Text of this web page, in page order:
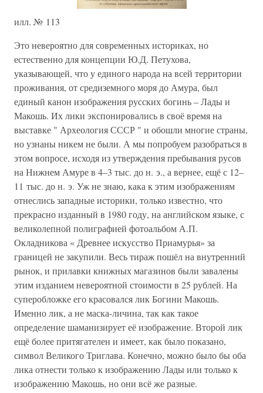
илл. № 113
Это невероятно для современных историках, но
естественно для концепции Ю.Д. Петухова,
указывающей, что у единого народа на всей территории
проживания, от средиземного моря до Амура, был
единый канон изображения русских богинь – Лады и
Макошь. Их лики экспонировались в своё время на
выставке " Археология СССР " и обошли многие страны,
но узнаны никем не были. А мы попробуем разобраться в
этом вопросе, исходя из утверждения пребывания русов
на Нижнем Амуре в 4–3 тыс. до н. э., а вернее, ещё с 12–
11 тыс. до н. э. Уж не знаю, кака к этим изображениям
отнеслись западные историки, только известно, что
прекрасно изданный в 1980 году, на английском языке, с
великолепной полиграфией фотоальбом А.П.
Окладникова « Древнее искусство Приамурья» за
границей не закупили. Весь тираж пошёл на внутренний
рынок, и прилавки книжных магазинов были завалены
этим изданием невероятной стоимости в 25 рублей. На
суперобложке его красовался лик Богини Макошь.
Именно лик, а не маска-личина, так как такое
определение шаманизирует её изображение. Второй лик
ещё более притягателен и имеет, как было показано,
символ Великого Триглава. Конечно, можно было бы оба
лика отнести только к изображению Лады или только к
изображению Макошь, но они всё же разные.